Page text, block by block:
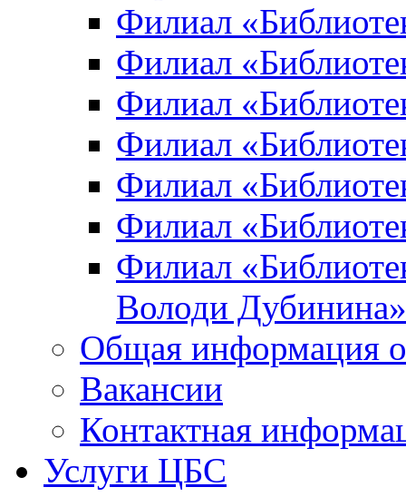
Филиал
Филиал
Филиал
Филиал
Филиал
Филиал
Филиал
Володи Дубинина»
Общая информация
Вакансии
Контактная
Услуги ЦБС